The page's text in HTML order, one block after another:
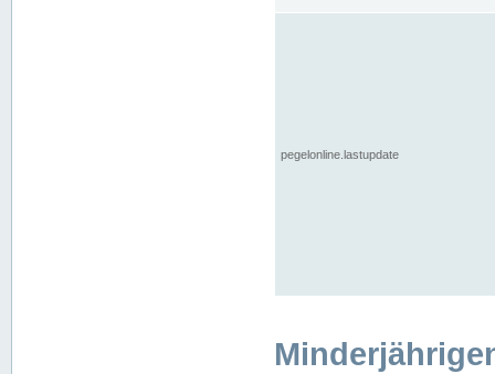
pegelonline.lastupdate